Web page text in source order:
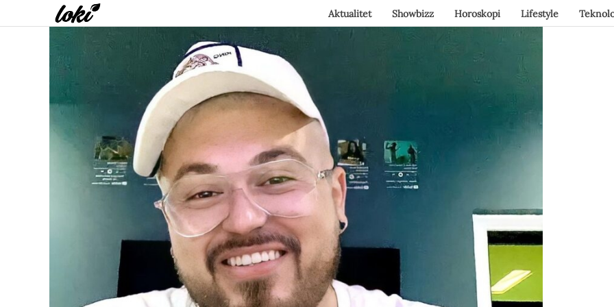
Aktualitet Showbizz Horoskopi Lifestyle